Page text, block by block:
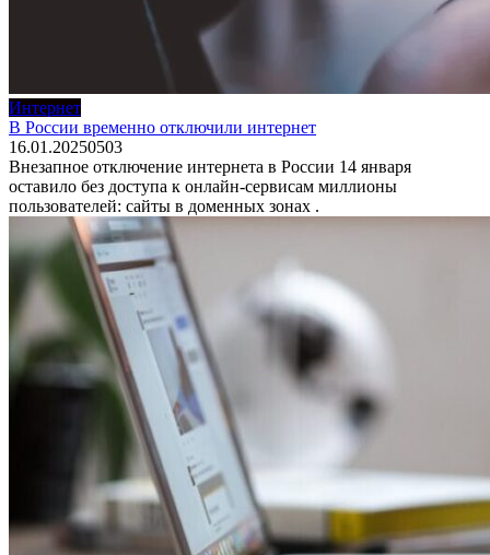
Интернет
В России временно отключили интернет
16.01.20250503
Внезапное отключение интернета в России 14 января
оставило без доступа к онлайн-сервисам миллионы
пользователей: сайты в доменных зонах .